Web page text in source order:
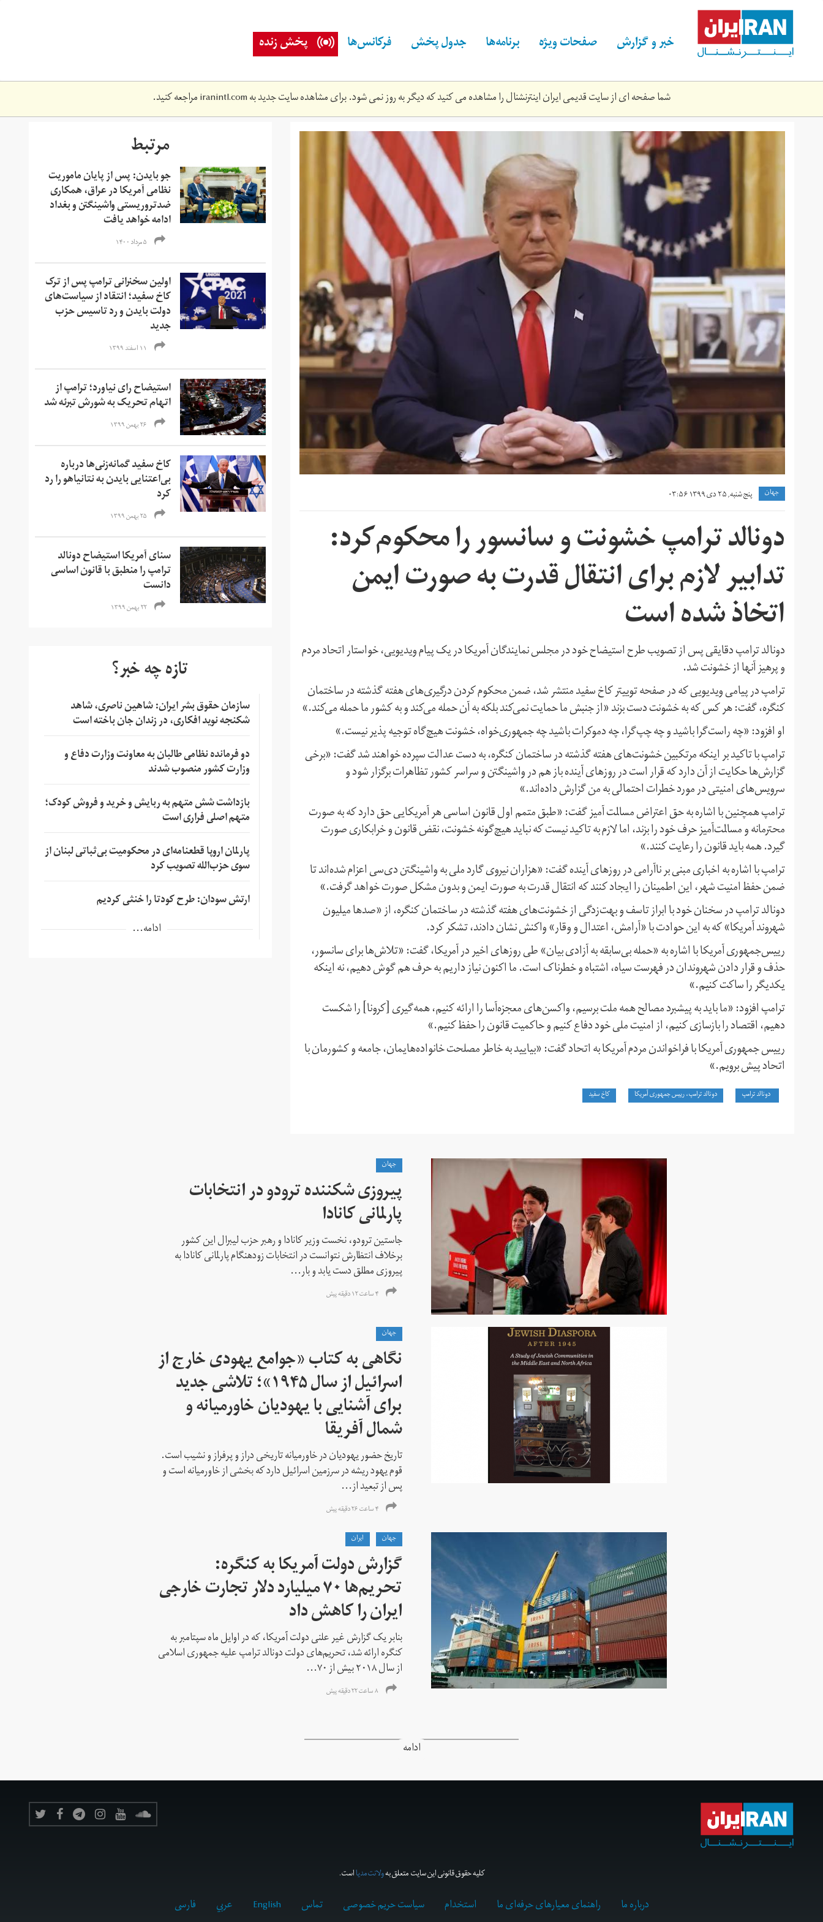
content خبر و گزارش صفحات ویژه برنامه‌ها جدول پخش فرکانس‌ها پخش زنده
شما صفحه ای از سایت قدیمی ایران اینترنشنال را مشاهده می کنید که دیگر به روز نمی شود. برای مشاهده سایت جدید بهiranintl.comمراجعه کنید.
untitledwwwww.jpg
جهان پنج شنبه, ۲۵ دی ۱۳۹۹ ۰۳:۵۶
دونالد ترامپ خشونت و سانسور را محکوم‌کرد:
تدابیر لازم برای انتقال قدرت به صورت ایمن
اتخاذ شده است
دونالد ترامپ دقایقی پس از تصویب طرح استیضاح خود در مجلس نمایندگان آمریکا در یک پیام ویدیویی، خواستار اتحاد مردم
و پرهیز آنها از خشونت شد.
ترامپ در پیامی ویدیویی که در صفحه توییتر کاخ سفید منتشر شد، ضمن محکوم کردن درگیری‌های هفته گذشته در ساختمان
کنگره، گفت: هر کس که به خشونت دست بزند «از جنبش ما حمایت نمی‌کند بلکه به‌ آن حمله می‌کند و به کشور ما حمله می‌کند.»
او افزود: «چه راست‌گرا باشید و چه چپ‌گرا، چه دموکرات باشید چه جمهوری‌خواه، خشونت هیچ‌گاه توجیه پذیر نیست.»
ترامپ با تاکید بر اینکه مرتکبین خشونت‌های هفته گذشته در ساختمان کنگره، به دست عدالت سپرده خواهند شد گفت: «برخی
گزارش‌ها حکایت از آن دارد که قرار است در روزهای آینده باز هم در واشینگتن و سراسر کشور تظاهرات برگزار شود و
سرویس‌های امنیتی در مورد خطرات احتمالی به من گزارش داده‌اند.»
ترامپ همچنین با اشاره به حق اعتراض مسالمت آمیز گفت: «طبق متمم اول قانون اساسی هر آمریکایی حق دارد که به صورت
محترمانه و مسالمت‌آمیز حرف خود را بزند، اما لازم به تاکید نیست که نباید هیچ‌گونه خشونت، نقض قانون و خرابکاری صورت
گیرد. همه باید قانون را رعایت کنند.»
ترامپ با اشاره به اخباری مبنی بر ناآرامی در روزهای آینده گفت: «هزاران نیروی گارد ملی به واشینگتن دی‌سی اعزام شده‌اند تا
ضمن حفظ امنیت شهر، این اطمینان را ایجاد کنند که انتقال قدرت به صورت ایمن و بدون مشکل صورت خواهد گرفت.»
دونالد ترامپ در سخنان خود با ابراز تاسف و بهت‌زدگی از خشونت‌های هفته گذشته در ساختمان کنگره، از «صدها میلیون
شهروند آمریکا» که به این حوادت با «آرامش، اعتدال و وقار» واکنش نشان دادند، تشکر کرد.
رییس‌جمهوری آمریکا با اشاره به «حمله بی‌سابقه به آزادی بیان» طی روزهای اخیر در آمریکا، گفت: «تلاش‌ها برای سانسور،
حذف و قرار دادن شهروندان در فهرست سیاه، اشتباه و خطرناک است. ما اکنون نیاز داریم به حرف هم گوش دهیم، نه اینکه
یکدیگر را ساکت کنیم.»
ترامپ افزود: «ما باید به پیشبرد مصالح همه ملت برسیم، واکسن‌های معجزه‌آسا را ارائه کنیم، همه‌گیری [کرونا] را شکست
دهیم، اقتصاد را بازسازی کنیم، از امنیت ملی خود دفاع کنیم و حاکمیت قانون را حفظ کنیم.»
رییس جمهوری آمریکا با فراخواندن مردم آمریکا به اتحاد گفت: «بیایید به خاطر مصلحت خانواده‌هایمان، جامعه و کشورمان با
اتحاد پیش برویم.»
دونالد ترامپ دونالد ترامپ، رییس جمهوری آمریکا کاخ سفید
مرتبط
جو بایدن: پس از پایان ماموریت
نظامی آمریکا در عراق، همکاری
ضدتروریستی واشینگتن و بغداد
ادامه خواهد یافت
۵ مرداد ۱۴۰۰
اولین سخنرانی ترامپ پس از ترک
کاخ سفید؛‌ انتقاد از سیاست‌های
دولت بایدن و رد تاسیس حزب
جدید
۱۱ اسفند ۱۳۹۹
استیضاح رای نیاورد؛ ترامپ از
اتهام تحریک به شورش تبرئه شد
۲۶ بهمن ۱۳۹۹
کاخ سفید گمانه‌زنی‌ها درباره
بی‌اعتنایی بایدن به نتانیاهو را رد
کرد
۲۵ بهمن ۱۳۹۹
سنای آمریکا استیضاح دونالد
ترامپ را منطبق با قانون اساسی
دانست
۲۲ بهمن ۱۳۹۹
تازه چه خبر؟
سازمان حقوق بشر ایران: شاهین ناصری، شاهد
شکنجه نوید افکاری، در زندان جان باخته است
دو فرمانده نظامی طالبان به معاونت وزارت دفاع و
وزارت کشور منصوب شدند
بازداشت شش متهم به ربایش و خرید و فروش کودک؛
متهم اصلی فراری است
پارلمان اروپا قطعنامه‌ای در محکومیت بی‌ثباتی لبنان از
سوی حزب‌الله تصویب کرد
ارتش سودان: طرح کودتا را خنثی کردیم
ادامه...
جهان
پیروزی شکننده ترودو در انتخابات
پارلمانی کانادا
جاستین ترودو، نخست وزیر کانادا و رهبر حزب لیبرال این کشور
برخلاف انتظارش نتوانست در انتخابات زود‌هنگام پارلمانی کانادا به
پیروزی مطلق دست یابد و بار...
۴ ساعت ۱۲ دقیقه پیش
جهان
نگاهی به کتاب «جوامع یهودی خارج از
اسرائیل از سال ۱۹۴۵»؛ تلاشی جدید
برای آشنایی با یهودیان خاورمیانه و
شمال آفریقا
تاریخ حضور یهودیان در خاورمیانه تاریخی دراز و پرفراز و نشیب است.
قوم یهود ریشه در سرزمین اسرائیل دارد که بخشی از خاورمیانه است و
پس از تبعید از...
۴ ساعت ۲۶ دقیقه پیش
جهان
ايران
گزارش دولت آمریکا به کنگره:
تحریم‌ها ۷۰ میلیارد دلار تجارت خارجی
ایران را کاهش داد
بنابر یک گزارش غیر علنی دولت آمریکا، که در اوایل ماه سپتامبر به
کنگره ارائه شد، تحریم‌های دولت دونالد ترامپ علیه جمهوری اسلامی
از سال ۲۰۱۸ بیش از ۷۰...
۸ ساعت ۲۲ دقیقه پیش
ادامه
کلیه حقوق قانونی این سایت متعلق بهولانت‌مدیااست.
درباره ما راهنمای معیارهای حرفه‌ای ما استخدام سیاست حریم خصوصی تماس English عربي فارسى